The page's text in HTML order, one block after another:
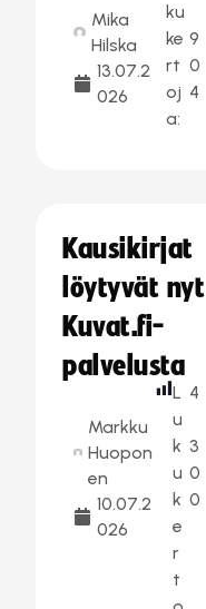
Mika
Hilska
13.07.2
026
ku
ke
rt
oj
a:
9
0
4
Kausikirjat
löytyvät nyt
Kuvat.fi-
palvelusta
Markku
Huopon
en
10.07.2
026
L
u
k
u
k
e
r
t
4
3
0
0